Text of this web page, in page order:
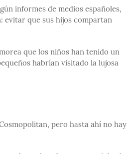
informes de medios españoles,
evitar que sus hijos compartan
que los niños han tenido un
habrían visitado la lujosa
pero hasta ahí no hay